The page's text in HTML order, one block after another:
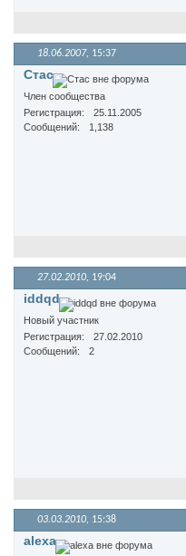
18.06.2007, 15:37
Стас
Член сообщества
Регистрация
25.11.2005
Сообщений
1,138
27.02.2010, 19:04
iddqd
Новый участник
Регистрация
27.02.2010
Сообщений
2
03.03.2010, 15:38
alexa